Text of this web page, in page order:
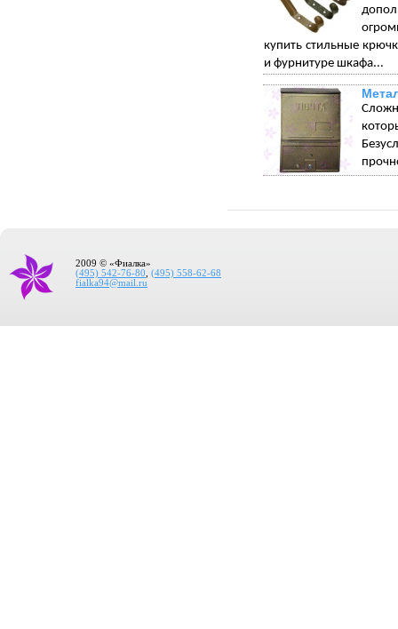
купить стильные
и фурнитуре шкафа...
2009 © «Фиалка»
(495) 542-76-80
(495) 558-62-68
fialka94@mail.ru